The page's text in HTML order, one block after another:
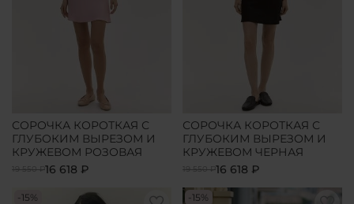
СОРОЧКА КОРОТКАЯ С
ГЛУБОКИМ ВЫРЕЗОМ И
КРУЖЕВОМ РОЗОВАЯ
19 550 ₽16 618 ₽
СОРОЧКА КОРОТКАЯ С
ГЛУБОКИМ ВЫРЕЗОМ И
КРУЖЕВОМ ЧЕРНАЯ
19 550 ₽16 618 ₽
-15% -15%